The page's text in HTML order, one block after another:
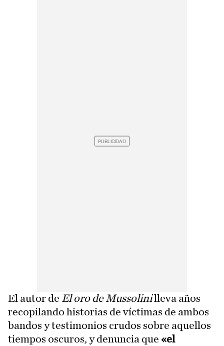
El autor de El oro de Mussolinilleva años
recopilando historias de víctimas de ambos
bandos y testimonios crudos sobre aquellos
tiempos oscuros, y denuncia que «el